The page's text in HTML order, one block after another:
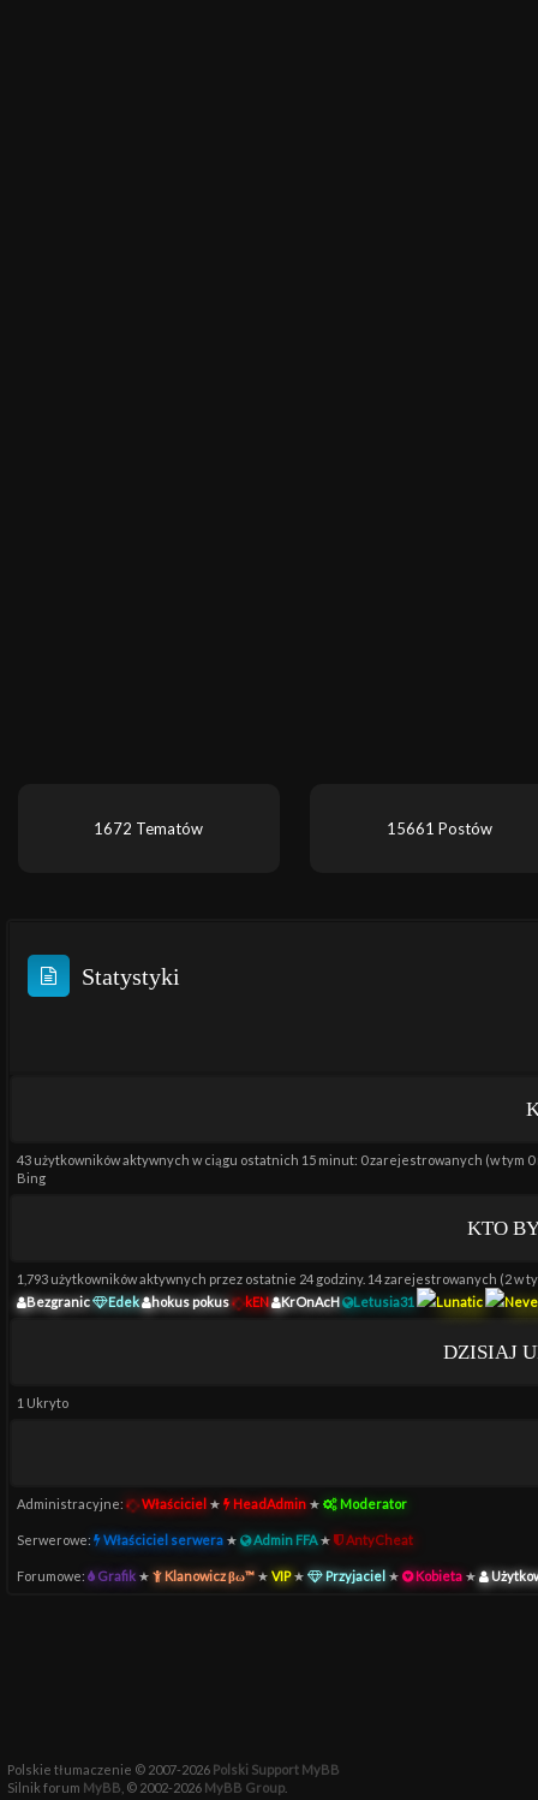
1672 Tematów 15661 Postów
Statystyki
43 użytkowników aktywnych w ciągu ostatnich 15 minut: 0 zarejestrowanych (w tym
Bing
KTO
1,793 użytkowników aktywnych przez ostatnie 24 godziny. 14 zarejestrowanych (2 w
Bezgranic
Edek hokus pokus kEN KrOnAcH Letusia31 Lunatic
DZISIAJ
1 Ukryto
Administracyjne: Właściciel ★ HeadAdmin ★ Moderator
Serwerowe: Właściciel serwera ★ Admin FFA★ AntyCheat
Forumowe: Grafik ★ Klanowicz βω™ ★ VIP★ Przyjaciel ★ Kobieta ★
Polskie tłumaczenie © 2007-2026 Polski Support MyBB
Silnik forum MyBB , © 2002-2026 MyBB Group